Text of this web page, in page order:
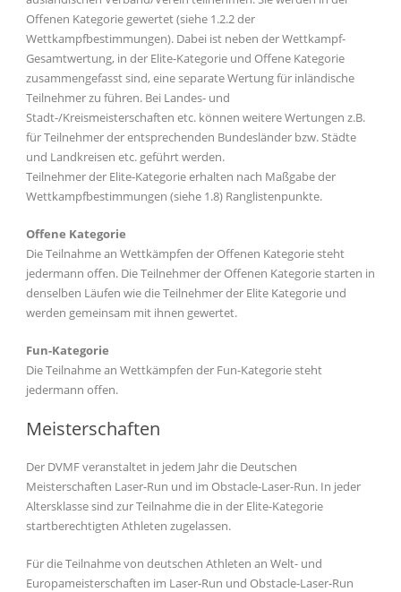
Offenen Kategorie gewertet (siehe 1.2.2 der
Wettkampfbestimmungen). Dabei ist neben der Wettkampf-
Gesamtwertung, in der Elite-Kategorie und Offene Kategorie
zusammengefasst sind, eine separate Wertung für inländische
Teilnehmer zu führen. Bei Landes- und
Stadt-/Kreismeisterschaften etc. können weitere Wertungen z.B.
für Teilnehmer der entsprechenden Bundesländer bzw. Städte
und Landkreisen etc. geführt werden.
Teilnehmer der Elite-Kategorie erhalten nach Maßgabe der
Wettkampfbestimmungen (siehe 1.8) Ranglistenpunkte.
Offene Kategorie
Die Teilnahme an Wettkämpfen der Offenen Kategorie steht
jedermann offen. Die Teilnehmer der Offenen Kategorie starten in
denselben Läufen wie die Teilnehmer der Elite Kategorie und
werden gemeinsam mit ihnen gewertet.
Fun-Kategorie
Die Teilnahme an Wettkämpfen der Fun-Kategorie steht
jedermann offen.
Meisterschaften
Der DVMF veranstaltet in jedem Jahr die Deutschen
Meisterschaften Laser-Run und im Obstacle-Laser-Run. In jeder
Altersklasse sind zur Teilnahme die in der Elite-Kategorie
startberechtigten Athleten zugelassen.
Für die Teilnahme von deutschen Athleten an Welt- und
Europameisterschaften im Laser-Run und Obstacle-Laser-Run